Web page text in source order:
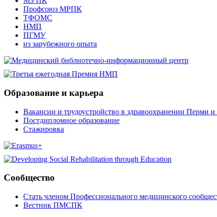
Профсоюз МРПК
ТФОМС
НМП
ПГМУ
из зарубежного опыта
Образование и карьера
Вакансии и трудоустройство в здравоохранении Перми и
Постдипломное образование
Стажировка
Сообщество
Стать членом Профессионального медицинского
Вестник ПМСПК